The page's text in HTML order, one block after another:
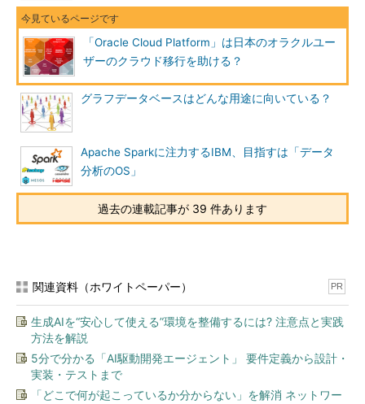
「Oracle Cloud Platform」は日本のオラクルユー
ザーのクラウド移行を助ける？
グラフデータベースはどんな用途に向いている？
Apache Sparkに注力するIBM、目指すは「データ
分析のOS」
過去の連載記事が 39 件あります
関連資料（ホワイトペーパー） PR
生成AIを“安心して使える”環境を整備するには? 注意点と実践
方法を解説
5分で分かる「AI駆動開発エージェント」 要件定義から設計・
実装・テストまで
「どこで何が起こっているか分からない」を解消 ネットワー